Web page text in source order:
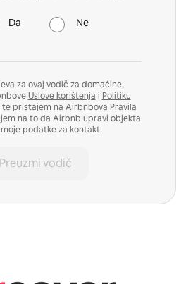
Da Ne
za ovaj vodič za domaćine,
Uslove korištenja i Politiku
te pristajem na Airbnbova Pravila
na to da Airbnb upravi objekta
podatke za kontakt.
Preuzmi vodič